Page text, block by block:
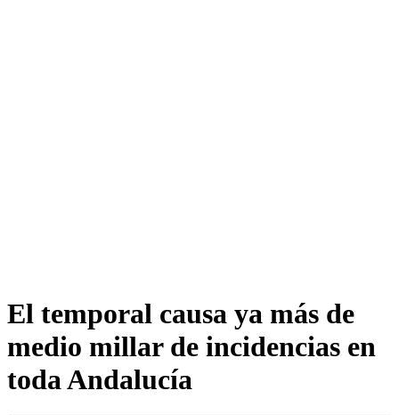
El temporal causa ya más de
medio millar de incidencias en
toda Andalucía